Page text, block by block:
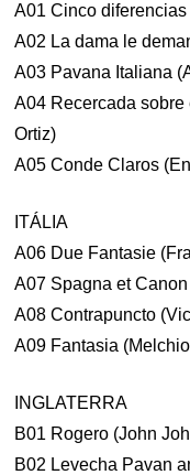
A01 Cinco
A02 La dama le
A03 Pavana Italiana
A04 Recercada
Ortiz)
A05 Conde Claros
ITÁLIA
A06 Due Fantasie
A07 Spagna et
A08 Contrapuncto
A09 Fantasia
INGLATERRA
B01 Rogero (John
B02 Levecha Pavan